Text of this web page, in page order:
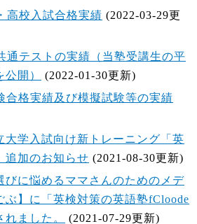
高校入試合格実績 (2022-03-29更
通テストの実績（当塾受講生の平
開）
(2022-01-30更新)
合格実績及び模擬試験等の実績
大学入試向け新トレーニング「英
追加のお知らせ (2021-08-30更新)
びに悩めるママさんのためのメデ
ぶ】に「英検対策の英語塾fCloode
ました。
(2021-07-29更新)